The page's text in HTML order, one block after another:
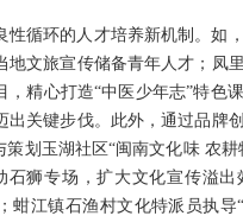
循环的人才培养新机制。如
文旅宣传储备青年人才；凤
精心打造“中医少年志”特色
关键步伐。此外，通过品牌
划玉湖社区“闽南文化味 农
狮专场，扩大文化宣传溢
蚶江镇石渔村文化特派员执